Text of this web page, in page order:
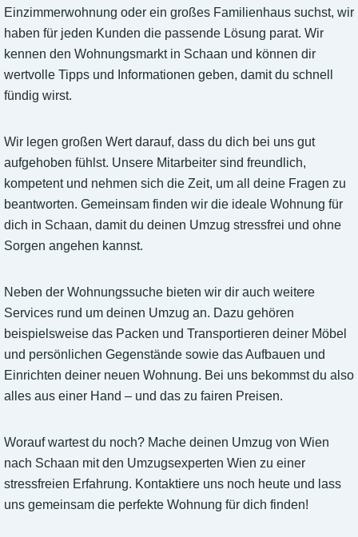
Einzimmerwohnung oder ein großes Familienhaus suchst, wir
haben für jeden Kunden die passende Lösung parat. Wir
kennen den Wohnungsmarkt in Schaan und können dir
wertvolle Tipps und Informationen geben, damit du schnell
fündig wirst.
Wir legen großen Wert darauf, dass du dich bei uns gut
aufgehoben fühlst. Unsere Mitarbeiter sind freundlich,
kompetent und nehmen sich die Zeit, um all deine Fragen zu
beantworten. Gemeinsam finden wir die ideale Wohnung für
dich in Schaan, damit du deinen Umzug stressfrei und ohne
Sorgen angehen kannst.
Neben der Wohnungssuche bieten wir dir auch weitere
Services rund um deinen Umzug an. Dazu gehören
beispielsweise das Packen und Transportieren deiner Möbel
und persönlichen Gegenstände sowie das Aufbauen und
Einrichten deiner neuen Wohnung. Bei uns bekommst du also
alles aus einer Hand – und das zu fairen Preisen.
Worauf wartest du noch? Mache deinen Umzug von Wien
nach Schaan mit den Umzugsexperten Wien zu einer
stressfreien Erfahrung. Kontaktiere uns noch heute und lass
uns gemeinsam die perfekte Wohnung für dich finden!